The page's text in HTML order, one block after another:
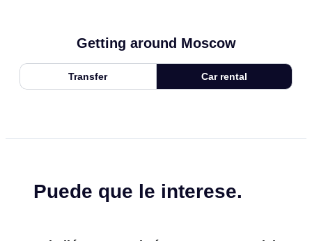
Getting around Moscow
Transfer Car rental
Puede que le interese.